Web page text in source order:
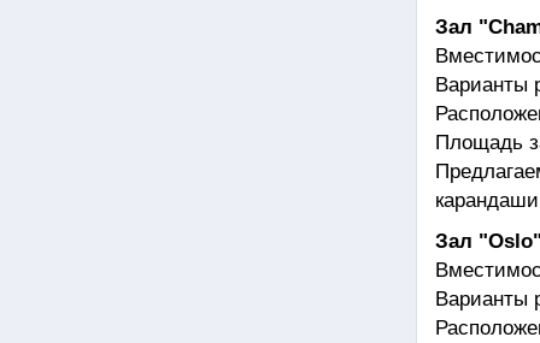
Зал
Варианты
Площадь
Зал
Варианты